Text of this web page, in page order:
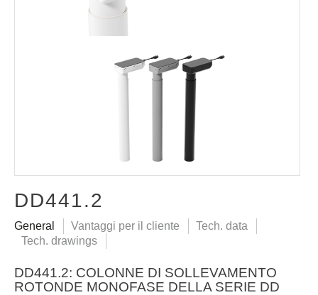
DD441.2
General Vantaggi per il cliente
Tech. data
Tech. drawings
DD441.2: COLONNE DI SOLLEVAMENTO
ROTONDE MONOFASE DELLA SERIE DD